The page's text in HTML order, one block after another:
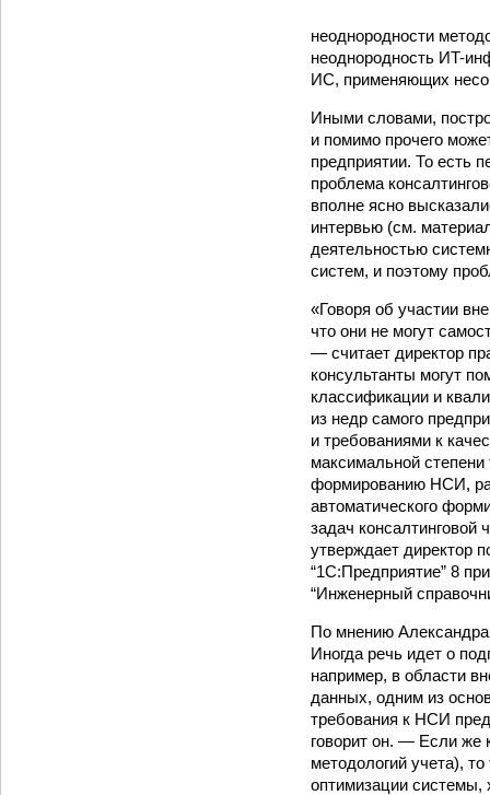
неоднородности
неоднородность ИT-
ИС, применяющих
Иными словами,
и помимо прочего
предприятии. То есть
проблема
вполне ясно
интервью (см.
деятельностью
систем, и поэтому
«Говоря об участии
что они не могут
— считает директор
консультанты могут
классификации и
из недр самого
и требованиями к
максимальной
формированию НСИ,
автоматического
задач
утверждает директор
“1С:Предприятие” 8
“Инженерный
По мнению Александра
Иногда речь идет о
например, в области
данных, одним из
требования к НСИ
говорит он. — Если же
методологий учета),
оптимизации системы,